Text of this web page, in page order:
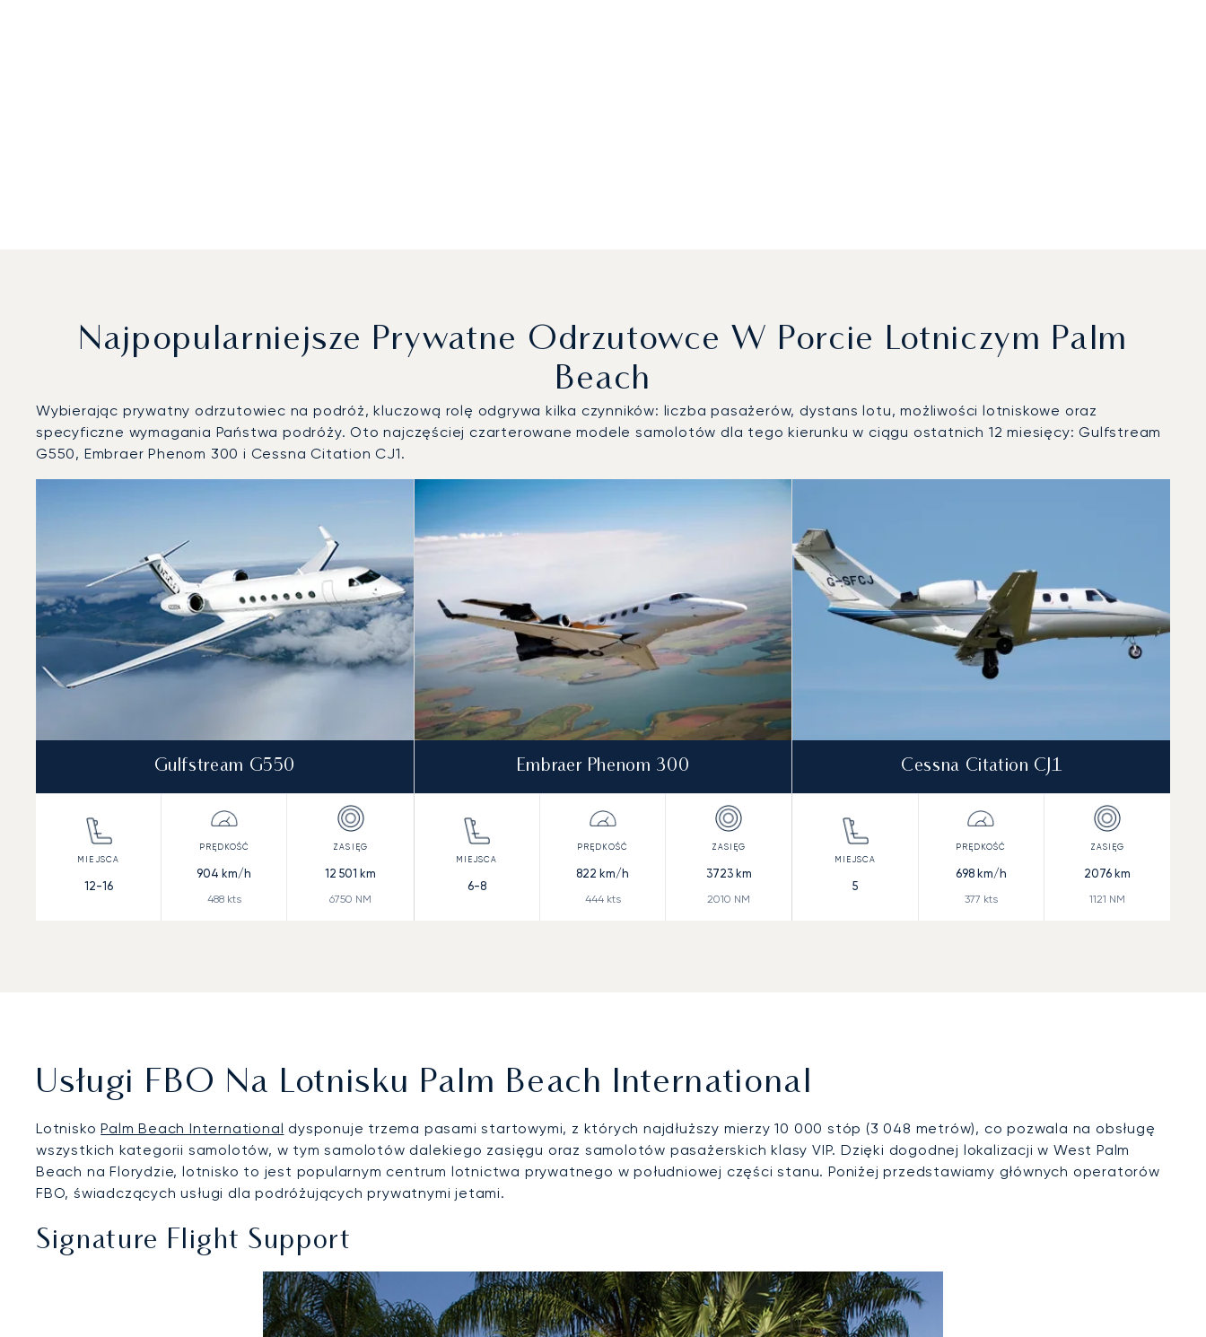
Najpopularniejsze Prywatne Odrzutowce W Porcie Lotniczym Palm
Beach
Wybierając prywatny odrzutowiec na podróż, kluczową rolę odgrywa kilka czynników: liczba pasażerów, dystans lotu, możliwości lotniskowe oraz
specyficzne wymagania Państwa podróży. Oto najczęściej czarterowane modele samolotów dla tego kierunku w ciągu ostatnich 12 miesięcy: Gulfstream
G550, Embraer Phenom 300 i Cessna Citation CJ1.
Port lotniczy Palm Beach : 3 najpopularniejsze modele statków powietrznych według liczby operacji lotniczych w 2025 roku
Gulfstream G550
12-16
904 km/h
488kts
12 501 km
6750 NM
Embraer Phenom 300
6-8
822 km/h
444kts
3723km
2010 NM
Cessna Citation CJ1
5
698km/h
377 kts
2076km
1121 NM
Usługi FBO Na Lotnisku Palm Beach International
LotniskoPalm Beach International dysponuje trzema pasami startowymi, z których najdłuższy mierzy 10 000 stóp (3 048 metrów), co pozwala na obsługę
wszystkich kategorii samolotów, w tym samolotów dalekiego zasięgu oraz samolotów pasażerskich klasy VIP. Dzięki dogodnej lokalizacji w West Palm
Beach na Florydzie, lotnisko to jest popularnym centrum lotnictwa prywatnego w południowej części stanu. Poniżej przedstawiamy głównych operatorów
FBO, świadczących usługi dla podróżujących prywatnymi jetami.
Signature Flight Support